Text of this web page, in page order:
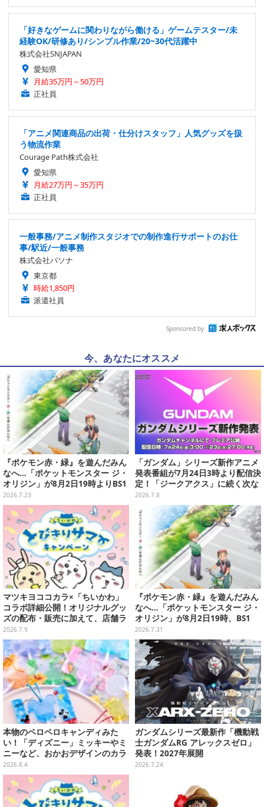
「好きなゲームに関わりながら働ける」ゲームテスター/未
経験OK/研修あり/シンプル作業/20~30代活躍中
株式会社SNJAPAN
愛知県
月給35万円～50万円
正社員
「アニメ関連商品の出荷・仕分けスタッフ」人気グッズを扱
う物流作業
Courage Path株式会社
愛知県
月給27万円～35万円
正社員
一般事務/アニメ制作スタジオでの制作進行サポートのお仕
事/駅近/一般事務
株式会社パソナ
東京都
時給1,850円
派遣社員
Sponsored by
今、あなたにオススメ
『ポケモン赤・緑』を遊んだみん
なへ…「ポケットモンスター ジ・
オリジン」が8月2日19時よりBS1
2・日曜アニメ劇場で放送決定！
2026.7.23
「ガンダム」シリーズ新作アニメ
発表番組が7月24日3時より配信決
定！「ジークアクス」に続く次な
る作品は果たして…
2026.7.8
マツキヨココカラ×「ちいかわ」
コラボ詳細公開！オリジナルグッ
ズの配布・販売に加えて、店舗ラ
ッピングや”花火打ち上げ”まで盛
り沢山
2026.7.9
『ポケモン赤・緑』を遊んだみん
なへ…「ポケットモンスター ジ・
オリジン」が8月2日19時、BS1
2・日曜アニメ劇場で放送！
2026.7.31
本物のペロペロキャンディみた
い！「ディズニー」ミッキーやミ
ニーなど、おかおデザインのカラ
フルチャーム全10種が8月31日発
売
2026.8.4
ガンダムシリーズ最新作「機動戦
士ガンダムRG アレックスゼロ」
発表！2027年展開
2026.7.24